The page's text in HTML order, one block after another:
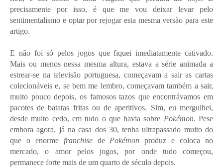
precisamente por isso, é que me vou deixar levar pelo
sentimentalismo e optar por rejogar esta mesma versão para este
artigo.
E não foi só pelos jogos que fiquei imediatamente cativado.
Mais ou menos nessa mesma altura, estava a série animada a
estrear-se na televisão portuguesa, começavam a sair as cartas
colecionáveis e, se bem me lembro, começavam também a sair,
muito pouco depois, os famosos tazos que encontrávamos em
pacotes de batatas fritas ou de aperitivos. Sim, eu mergulhei,
desde muito cedo, em tudo o que havia sobre Pokémon. Pese
embora agora, já na casa dos 30, tenha ultrapassado muito do
que o enorme franchisede Pokémon produz e coloca no
mercado, o amor pelos jogos, por onde tudo começou,
permanece forte mais de um quarto de século depois.